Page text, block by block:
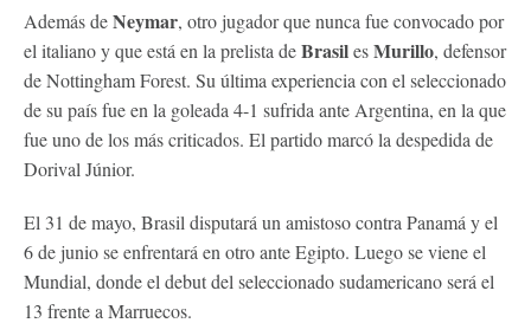
Además deNeymar, otro jugador que nunca fue convocado por
el italiano y que está en la prelista deBrasilesMurillo, defensor
de Nottingham Forest. Su última experiencia con el seleccionado
de su país fue en la goleada 4-1 sufrida ante Argentina, en la que
fue uno de los más criticados. El partido marcó la despedida de
Dorival Júnior.
El 31 de mayo, Brasil disputará un amistoso contra Panamá y el
6 de junio se enfrentará en otro ante Egipto. Luego se viene el
Mundial, donde el debut del seleccionado sudamericano será el
13 frente a Marruecos.